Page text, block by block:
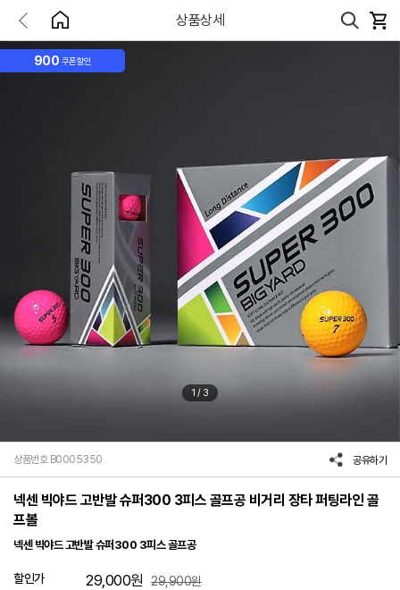
상품상세
900 쿠폰할인
1 / 3
상품번호 B0005350 공유하기
넥센 빅야드 고반발 슈퍼300 3피스 골프공 비거리 장타 퍼팅라인 골
프볼
넥센 빅야드 고반발 슈퍼300 3피스 골프공
할인가 29,000원 29,900원